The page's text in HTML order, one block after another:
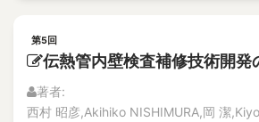
第5回
伝熱管内壁検査補修技術開発
著者:
西村 昭彦,Akihiko NISHIMURA,岡 潔